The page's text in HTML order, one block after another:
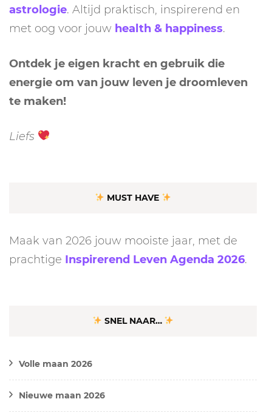
astrologie. Altijd praktisch, inspirerend en
met oog voor jouw health & happiness.
Ontdek je eigen kracht en gebruik die
energie om van jouw leven je droomleven
te maken!
Liefs
MUST HAVE
Maak van 2026 jouw mooiste jaar, met de
prachtige Inspirerend Leven Agenda 2026.
SNEL NAAR…
Volle maan 2026
Nieuwe maan 2026